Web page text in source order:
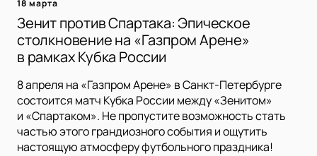
18 марта
Зенит против Спартака: Эпическое
столкновение на «Газпром Арене»
в рамках Кубка России
8 апреля на «Газпром Арене» в Санкт-Петербурге
состоится матч Кубка России между «Зенитом»
и «Спартаком». Не пропустите возможность стать
частью этого грандиозного события и ощутить
настоящую атмосферу футбольного праздника!